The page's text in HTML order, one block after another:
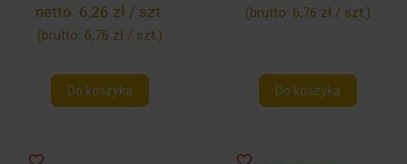
netto: 6,26 zł / szt.
(brutto: 6,76 zł / szt.)
Do koszyka
(brutto: 6,76 zł / szt.)
Do koszyka